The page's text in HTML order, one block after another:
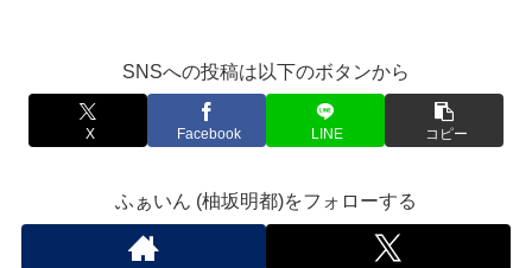
SNSへの投稿は以下のボタンから
X Facebook LINE コピー
ふぁいん (柚坂明都)をフォローする